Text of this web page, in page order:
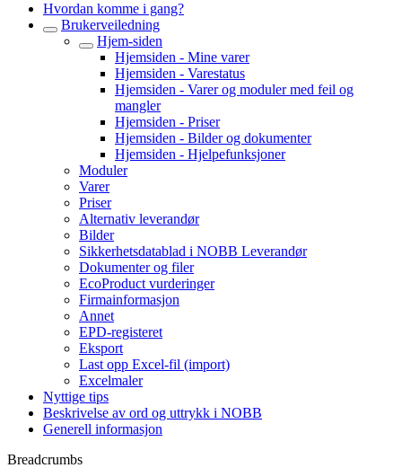
Hvordan komme i gang?
Brukerveiledning
Hjem-siden
Hjemsiden - Mine varer
Hjemsiden - Varestatus
Hjemsiden - Varer og moduler med feil og
mangler
Hjemsiden - Priser
Hjemsiden - Bilder og dokumenter
Hjemsiden - Hjelpefunksjoner
Moduler
Varer
Priser
Alternativ leverandør
Bilder
Sikkerhetsdatablad i NOBB Leverandør
Dokumenter og filer
EcoProduct vurderinger
Firmainformasjon
Annet
EPD-registeret
Eksport
Last opp Excel-fil (import)
Excelmaler
Nyttige tips
Beskrivelse av ord og uttrykk i NOBB
Generell informasjon
Breadcrumbs